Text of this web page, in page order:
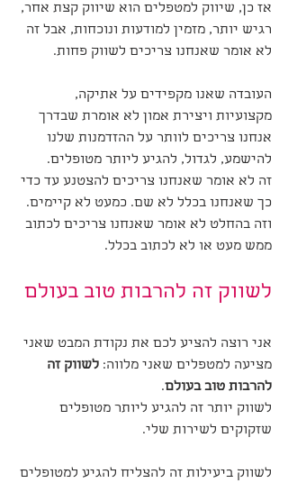
אז כן, שיווק למטפלים הוא שיווק קצת אחר,
רגיש יותר, מזמין למודעות ונוכחות, אבל זה
לא אומר שאנחנו צריכים לשווק פחות.
העובדה שאנו מקפידים על אתיקה,
מקצועיות ויצירת אמון לא אומרת שבדרך
אנחנו צריכים לוותר על ההזדמנות שלנו
להישמע, לגדול, להגיע ליותר מטופלים.
זה לא אומר שאנחנו צריכים להצטנע עד כדי
כך שאנחנו בכלל לא שם. כמעט לא קיימים.
וזה בהחלט לא אומר שאנחנו צריכים לכתוב
ממש מעט או לא לכתוב בכלל.
לשווק זה להרבות טוב בעולם
אני רוצה להציע לכם את נקודת המבט שאני
מציעה למטפלים שאני מלווה: לשווק זה
להרבות טוב בעולם.
לשווק יותר זה להגיע ליותר מטופלים
שזקוקים לשירות שלי.
לשווק ביעילות זה להצליח להגיע למטופלים